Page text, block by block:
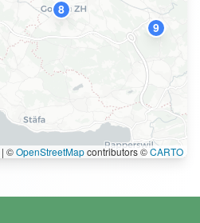
8
9
| ©OpenStreetMapcontributors ©CARTO